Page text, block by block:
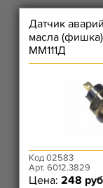
Датчик
масла
ММ111Д
Код 02583
Арт. 6012.3829
Цена: 248 руб